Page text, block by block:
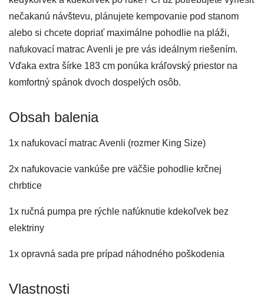
nečakanú návštevu, plánujete kempovanie pod stanom
alebo si chcete dopriať maximálne pohodlie na pláži,
nafukovací matrac Avenli je pre vás ideálnym riešením.
Vďaka extra šírke 183 cm ponúka kráľovský priestor na
komfortný spánok dvoch dospelých osôb.
Obsah balenia
1x nafukovací matrac Avenli (rozmer King Size)
2x nafukovacie vankúše pre väčšie pohodlie krčnej
chrbtice
1x ručná pumpa pre rýchle nafúknutie kdekoľvek bez
elektriny
1x opravná sada pre prípad náhodného poškodenia
Vlastnosti